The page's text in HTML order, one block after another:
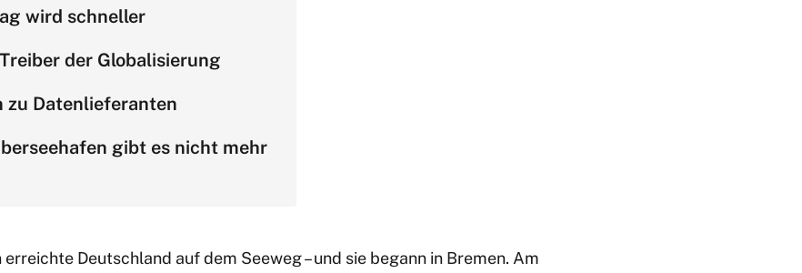
wird schneller
der Globalisierung
zu Datenlieferanten
gibt es nicht mehr
Deutschland auf dem Seeweg – und sie begann in Bremen. Am